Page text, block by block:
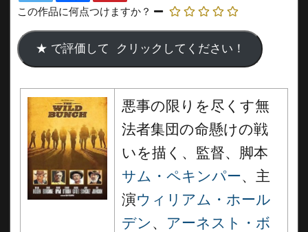
この作品に何点つけますか？
悪事の限りを尽くす無
法者集団の命懸けの戦
いを描く、監督、脚本
サム・ペキンパー、主
演ウィリアム・ホール
デン 、 アーネスト・ボ